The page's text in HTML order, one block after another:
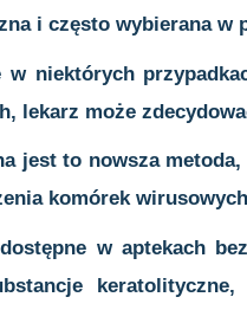
i często wybierana
w niektórych
lekarz może
jest to nowsza metoda,
komórek
dostępne w aptekach
keratolityczne,